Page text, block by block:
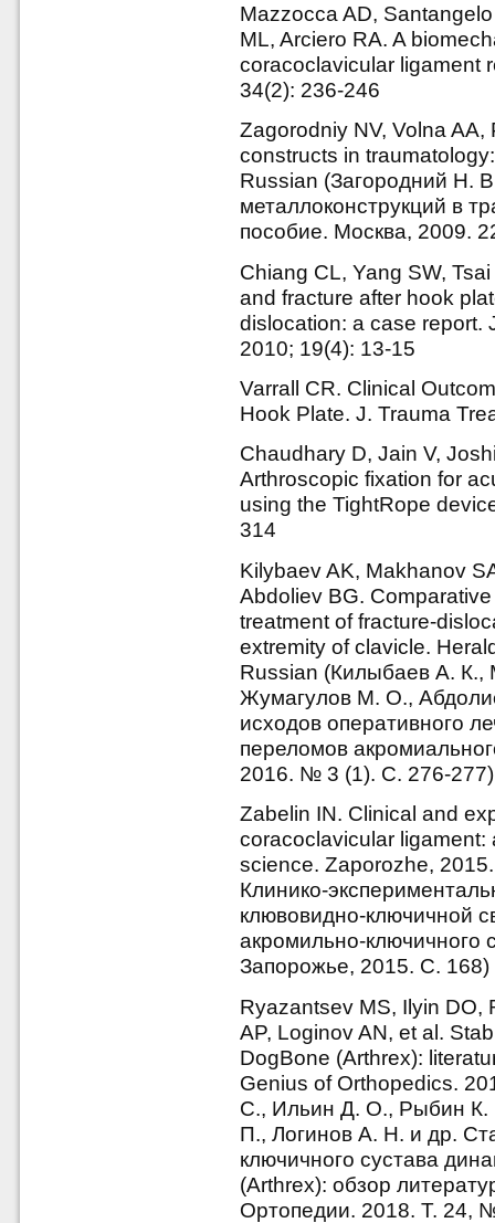
Mazzocca AD,
ML, Arciero RA. A
coracoclavicular ligament
34(2): 236-246
Zagorodniy NV, Volna
constructs in
Russian (Загородний Н.
металлоконструкций в
пособие. Москва, 2009.
Chiang CL, Yang SW,
and fracture after hook
dislocation: a case report.
2010; 19(4): 13-15
Varrall CR. Clinical
Hook Plate. J. Trauma
Chaudhary D, Jain V,
Arthroscopic fixation for
using the TightRope
314
Kilybaev AK, Makhanov
Abdoliev BG.
treatment of fracture-
extremity of clavicle.
Russian (Килыбаев А.
Жумагулов М. О.,
исходов оперативного
переломов
2016. № 3 (1). С. 276-277)
Zabelin IN. Clinical and
coracoclavicular
science. Zaporozhe,
Клинико-
клювовидно-ключичной
акромильно-ключичного
Запорожье, 2015. С. 168)
Ryazantsev MS, Ilyin DO,
AP, Loginov AN, et al.
DogBone (Arthrex):
Genius of Orthopedics.
С., Ильин Д. О., Рыбин К.
П., Логинов А. Н. и др.
ключичного сустава
(Arthrex): обзор
Ортопедии. 2018. Т. 24,